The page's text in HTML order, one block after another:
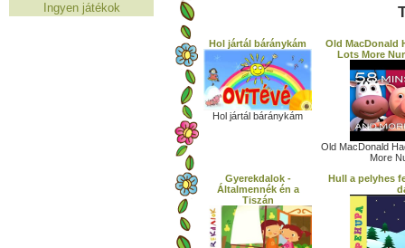
Ingyen játékok
Hol jártál báránykám
Hol jártál báránykám
Old MacDonald
Lots More
Old MacDonald
More
Gyerekdalok -
Általmennék én a
Tiszán
Hull a pelyhes